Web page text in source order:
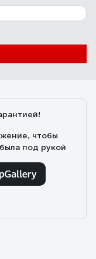
чтобы
под рукой